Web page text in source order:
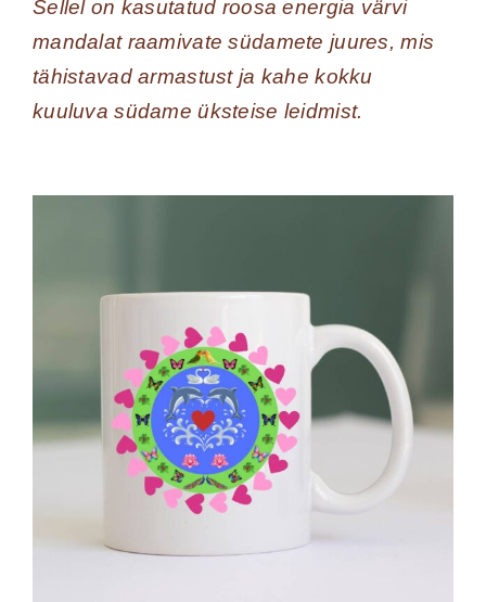
Sellel on kasutatud roosa energia värvi
mandalat raamivate südamete juures, mis
tähistavad armastust ja kahe kokku
kuuluva südame üksteise leidmist.